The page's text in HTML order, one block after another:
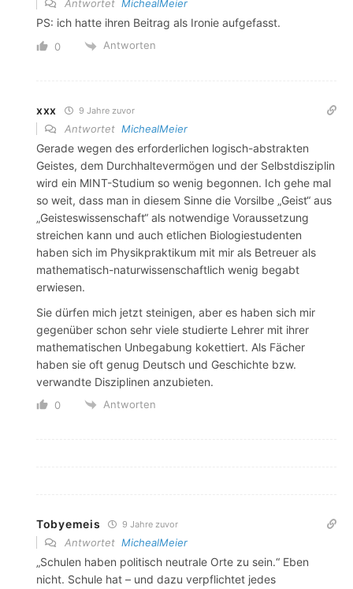
Antwortet MichealMeier
PS: ich hatte ihren Beitrag als Ironie aufgefasst.
0 Antworten
xxx 9 Jahre zuvor
Antwortet MichealMeier
Gerade wegen des erforderlichen logisch-abstrakten
Geistes, dem Durchhaltevermögen und der Selbstdisziplin
wird ein MINT-Studium so wenig begonnen. Ich gehe mal
so weit, dass man in diesem Sinne die Vorsilbe „Geist“ aus
„Geisteswissenschaft“ als notwendige Voraussetzung
streichen kann und auch etlichen Biologiestudenten
haben sich im Physikpraktikum mit mir als Betreuer als
mathematisch-naturwissenschaftlich wenig begabt
erwiesen.
Sie dürfen mich jetzt steinigen, aber es haben sich mir
gegenüber schon sehr viele studierte Lehrer mit ihrer
mathematischen Unbegabung kokettiert. Als Fächer
haben sie oft genug Deutsch und Geschichte bzw.
verwandte Disziplinen anzubieten.
0 Antworten
Tobyemeis 9 Jahre zuvor
Antwortet MichealMeier
„Schulen haben politisch neutrale Orte zu sein.“ Eben
nicht. Schule hat – und dazu verpflichtet jedes